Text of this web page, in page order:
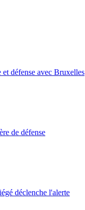
et défense avec Bruxelles
de défense
déclenche l'alerte